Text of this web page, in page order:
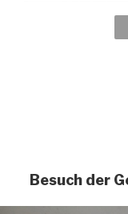
Besuch der